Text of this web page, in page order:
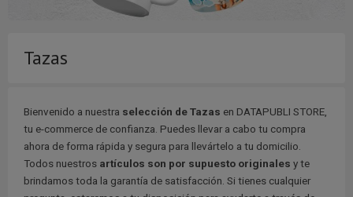
Tazas
Bienvenido a nuestra selección de Tazas en DATAPUBLI STORE,
tu e-commerce de confianza. Puedes llevar a cabo tu compra
ahora de forma rápida y segura para llevártelo a tu domicilio.
Todos nuestros artículos son por supuesto originales y te
brindamos toda la garantía de satisfacción. Si tienes cualquier